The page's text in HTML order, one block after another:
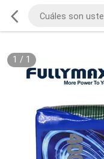
1 / 1